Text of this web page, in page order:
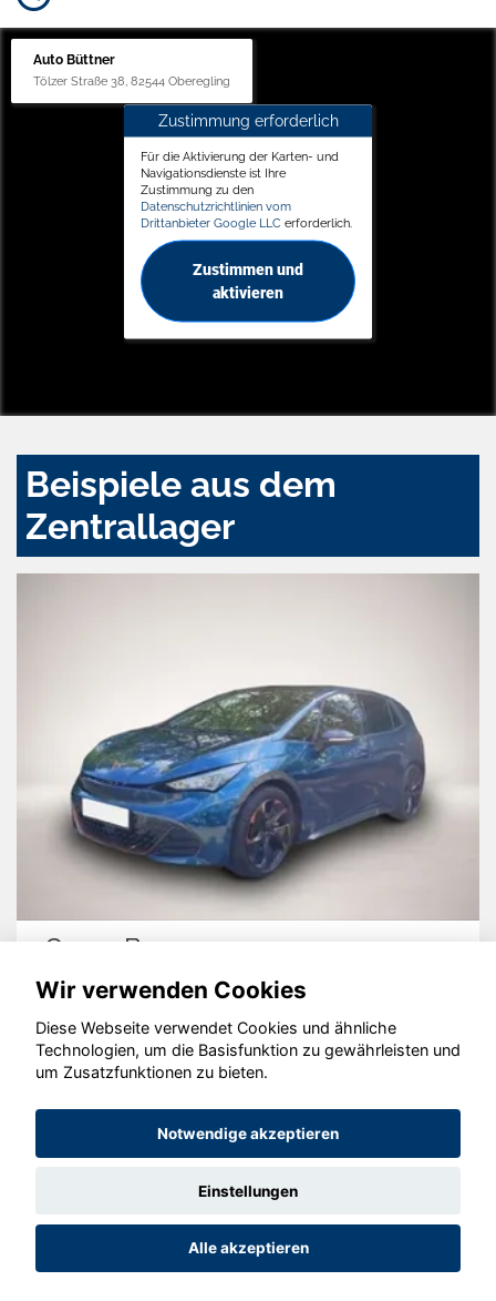
Auto Büttner
Tölzer Straße 38, 82544 Oberegling
Zustimmung erforderlich
Für die Aktivierung der Karten- und
Navigationsdienste ist Ihre
Zustimmung zu den
Datenschutzrichtlinien vom
Drittanbieter Google LLC erforderlich.
Zustimmen und
aktivieren
Beispiele aus dem
Zentrallager
© konjunkturmotor.de GmbH 2020 - 2026
Wir verwenden Cookies
Diese Webseite verwendet Cookies und ähnliche
Technologien, um die Basisfunktion zu gewährleisten und
um Zusatzfunktionen zu bieten.
Notwendige akzeptieren
Einstellungen
Alle akzeptieren